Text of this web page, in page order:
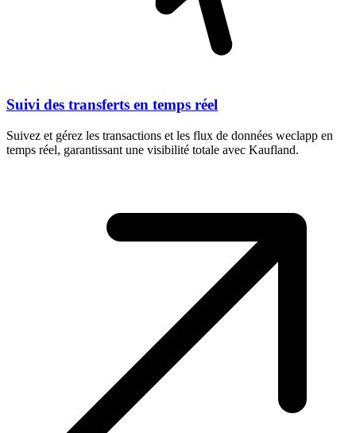
Suivi des transferts en temps réel
Suivez et gérez les transactions et les flux de données weclapp en
temps réel, garantissant une visibilité totale avec Kaufland.